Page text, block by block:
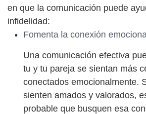
en que la comunicación puede
infidelidad:
Fomenta la conexión
Una comunicación efectiva
tu y tu pareja se sientan más
conectados emocionalmente.
sienten amados y valorados,
probable que busquen esa